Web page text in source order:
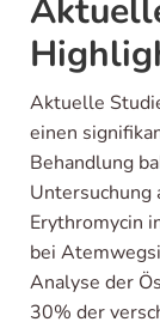
Aktuelle
einen
Behandlung
Untersuchung
Erythromycin
bei
Analyse der
30% der